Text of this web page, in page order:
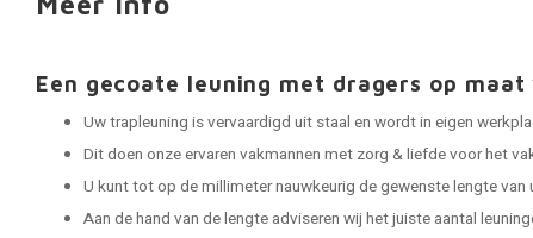
Een gecoate leuning met dragers op maat
Uw trapleuning is vervaardigd uit staal en wordt in eigen
Dit doen onze ervaren vakmannen met zorg & liefde voor het
U kunt tot op de millimeter nauwkeurig de gewenste lengte van
Aan de hand van de lengte adviseren wij het juiste aantal